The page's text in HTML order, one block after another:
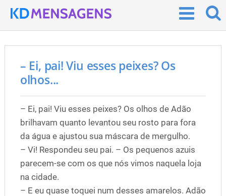
– Ei, pai! Viu esses peixes? Os
olhos...
– Ei, pai! Viu esses peixes? Os olhos de Adão
brilhavam quanto levantou seu rosto para fora
da água e ajustou sua máscara de mergulho.
– Vi! Respondeu seu pai. – Os pequenos azuis
parecem-se com os que nós vimos naquela loja
na cidade.
– E eu quase toquei num desses amarelos. Adão